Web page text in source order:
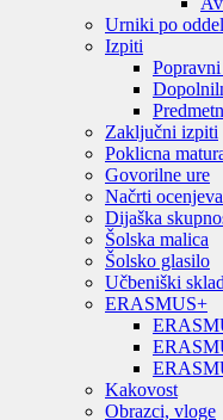
Urniki po
Izpiti
Zaključni izpiti
Poklicna
Govorilne ure
Načrti
Dijaška
Šolska malica
Šolsko glasilo
Učbeniški sklad
ERASMUS+
Kakovost
Obrazci, vloge